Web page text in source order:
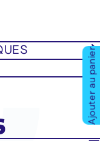
Ajouter au panier